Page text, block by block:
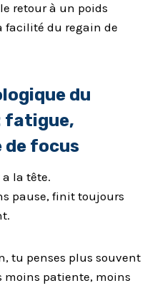
retour à un poids
facilité du regain de
du
fatigue,
focus
la tête.
pause, finit toujours
tu penses plus souvent
moins patiente, moins